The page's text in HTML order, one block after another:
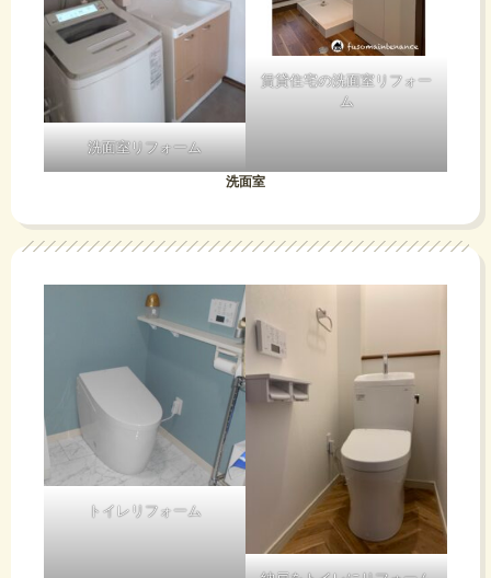
洗面室リフォーム
賃貸住宅の洗面室リフォー
ム
洗面室
トイレリフォーム